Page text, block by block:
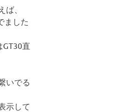
、
ました
GT30直
いでる
示して